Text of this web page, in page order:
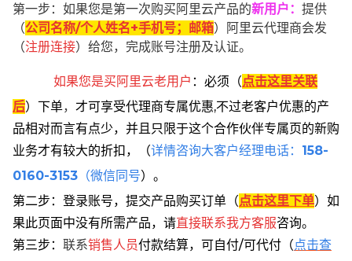
第一步：如果您是第一次购买阿里云产品的新用户 ： 提供
（公司名称/个人姓名+手机号；邮箱）阿里云代理商会发
（注册连接）给您，完成账号注册及认证。
如果您是买阿里云老用户 ： 必须 （点击这里关联
后） 下单， 才可享受代理商专属优惠,不过老客户优惠的产
品相对而言有点少，并且只限于这个合作伙伴专属页的新购
业务才有较大的折扣，
（详情咨询大客户经理电话： 158-
0160-3153 （微信同号）。
第二步：登录账号，提交产品购买订单（点击这里下单） 如
果此页面中没有所需产品，请直接联系我方客服咨询。
第三步： 联系销售人员付款结算，可自付/可代付（点击查